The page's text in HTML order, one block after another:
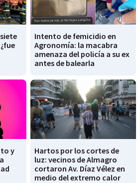
Intento de femicidio en
Agronomía: la macabra
amenaza del policía a su ex
antes de balearla
y
Hartos por los cortes de
luz: vecinos de Almagro
cortaron Av. Díaz Vélez en
medio del extremo calor